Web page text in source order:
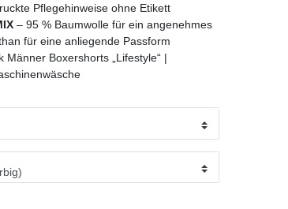
Pflegehinweise ohne Etikett
– 95 % Baumwolle für ein angenehmes
für eine anliegende Passform
Männer Boxershorts „Lifestyle“ |